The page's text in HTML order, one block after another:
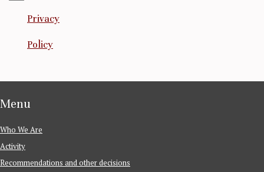
Privacy
Policy
Menu
Who We Are
Activity
Recommendations and other decisions